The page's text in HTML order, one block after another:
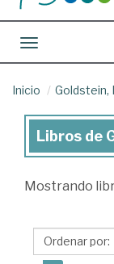
Toggle
Inicio Goldstein,
Libros
Libros de
Mostrando